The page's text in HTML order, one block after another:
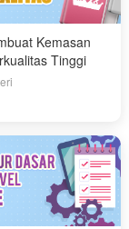
Kemasan
Tinggi